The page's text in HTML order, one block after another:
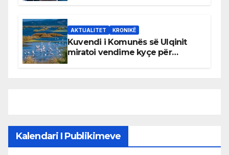
AKTUALITET KRONIKË
Kuvendi i Komunës së Ulqinit
miratoi vendime kyçe për
Kalendari I Publikimeve